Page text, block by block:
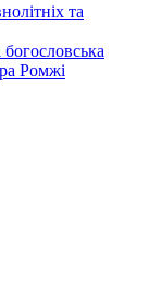
та
Ромжі